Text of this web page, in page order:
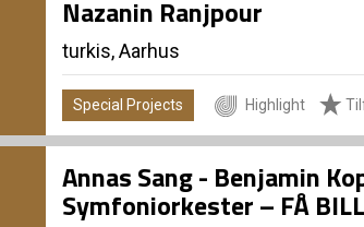
Nazanin Ranjpour
turkis, Aarhus
Special Projects Highlight
Annas Sang - Benjamin
Symfoniorkester – FÅ